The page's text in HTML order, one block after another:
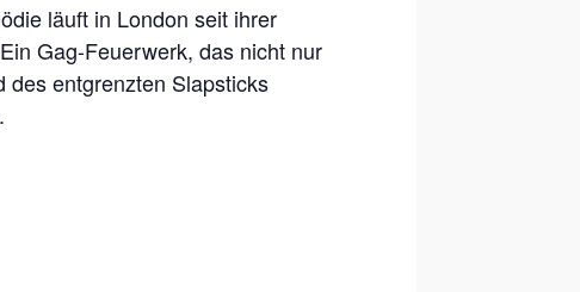
läuft in London seit ihrer
Gag-Feuerwerk, das nicht nur
des entgrenzten Slapsticks